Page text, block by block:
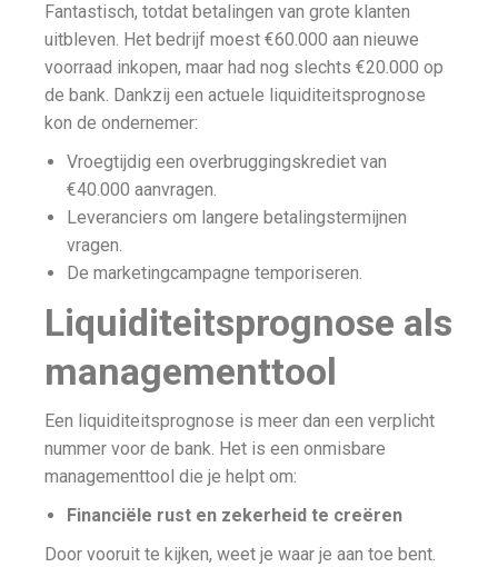
Fantastisch, totdat betalingen van grote klanten
uitbleven. Het bedrijf moest €60.000 aan nieuwe
voorraad inkopen, maar had nog slechts €20.000 op
de bank. Dankzij een actuele liquiditeitsprognose
kon de ondernemer:
Vroegtijdig een overbruggingskrediet van
€40.000 aanvragen.
Leveranciers om langere betalingstermijnen
vragen.
De marketingcampagne temporiseren.
Liquiditeitsprognose als
managementtool
Een liquiditeitsprognose is meer dan een verplicht
nummer voor de bank. Het is een onmisbare
managementtool die je helpt om:
Financiële rust en zekerheid te creëren
Door vooruit te kijken, weet je waar je aan toe bent.